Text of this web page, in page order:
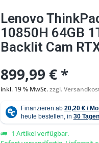
Lenovo
10850H 64GB
Backlit Cam
899,99 € *
inkl. 19 % MwSt.zzgl.
1 Artikel verfügbar.